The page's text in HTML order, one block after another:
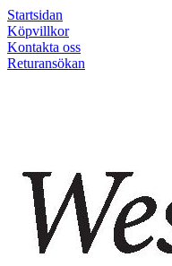
Startsidan
Köpvillkor
Kontakta oss
Returansökan